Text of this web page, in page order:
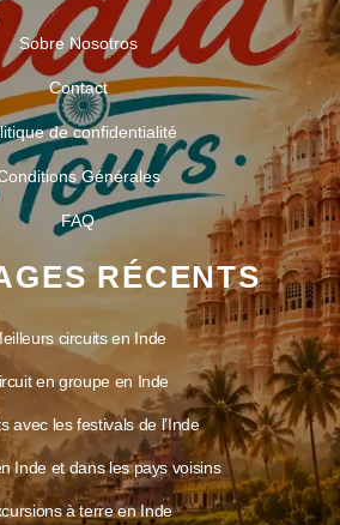
Sobre Nosotros
Contact
de confidentialité
Générales
FAQ
RÉCENTS
circuits en Inde
en groupe en Inde
avec les festivals de l’Inde
Inde et dans les pays voisins
à terre en Inde